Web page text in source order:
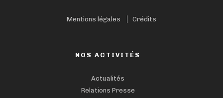
Mentions légales Crédits
NOS ACTIVITÉS
Actualités
Relations Presse